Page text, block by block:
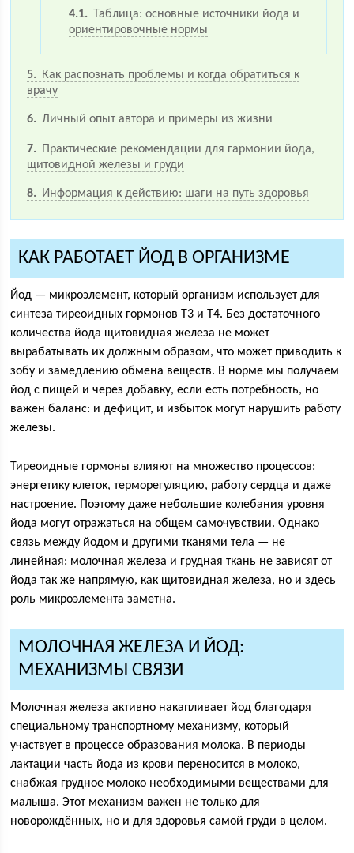
4.1
Таблица: основные источники йода и
ориентировочные нормы
5
Как распознать проблемы и когда обратиться к
врачу
6 Личный опыт автора и примеры из жизни
7
Практические рекомендации для гармонии йода,
щитовидной железы и груди
8 Информация к действию: шаги на путь здоровья
КАК РАБОТАЕТ ЙОД В ОРГАНИЗМЕ
Йод — микроэлемент, который организм использует для
синтеза тиреоидных гормонов Т3 и Т4. Без достаточного
количества йода щитовидная железа не может
вырабатывать их должным образом, что может приводить к
зобу и замедлению обмена веществ. В норме мы получаем
йод с пищей и через добавку, если есть потребность, но
важен баланс: и дефицит, и избыток могут нарушить работу
железы.
Тиреоидные гормоны влияют на множество процессов:
энергетику клеток, терморегуляцию, работу сердца и даже
настроение. Поэтому даже небольшие колебания уровня
йода могут отражаться на общем самочувствии. Однако
связь между йодом и другими тканями тела — не
линейная: молочная железа и грудная ткань не зависят от
йода так же напрямую, как щитовидная железа, но и здесь
роль микроэлемента заметна.
МОЛОЧНАЯ ЖЕЛЕЗА И ЙОД:
МЕХАНИЗМЫ СВЯЗИ
Молочная железа активно накапливает йод благодаря
специальному транспортному механизму, который
участвует в процессе образования молока. В периоды
лактации часть йода из крови переносится в молоко,
снабжая грудное молоко необходимыми веществами для
малыша. Этот механизм важен не только для
новорождённых, но и для здоровья самой груди в целом.